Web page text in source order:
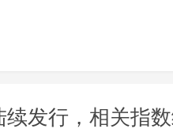
发行，相关指